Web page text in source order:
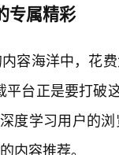
专属精彩
容海洋中，花
台正是要打破
度学习用户的
内容推荐。